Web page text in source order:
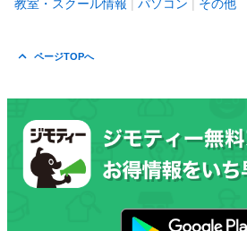
教室・スクール情報 パソコン その他
ページTOPへ